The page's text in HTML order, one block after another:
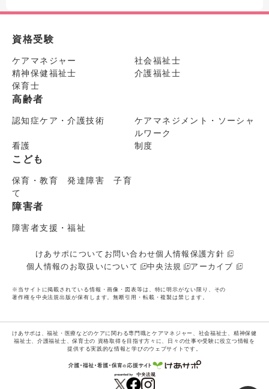
資格受験
ケアマネジャー
社会福祉士
精神保健福祉士
介護福祉士
保育士
高齢者
認知症ケア・介護技術
ケアマネジメント・ソーシャ
ルワーク
看護
制度
こども
保育・教育 発達障害 子育
て
障害者
障害者支援・福祉
けあサポについて お問い合わせ個人情報保護方針
個人情報のお取扱いについて
中央法規 アーカイブ
※当サイトに掲載されている情報・画像・図表等は、特に明示がない限り、その
著作権を中央法規出版が保有します。無断引用・転載・複製は禁じます。
けあサポは、福祉・医療などのケアに関わる専門職とケアマネジャー、社会福祉士、精神保健
福祉士、介護福祉士、保育士の 資格取得を目指す方々に、日々の仕事や受験に役立つ情報を
提供する実践的な情報と学びのウェブサイトです。